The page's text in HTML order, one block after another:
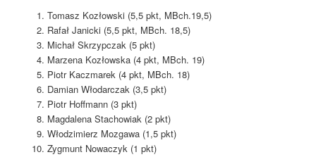
Tomasz Kozłowski (5,5 pkt, MBch.19,5)
Rafał Janicki (5,5 pkt, MBch. 18,5)
Michał Skrzypczak (5 pkt)
Marzena Kozłowska (4 pkt, MBch. 19)
Piotr Kaczmarek (4 pkt, MBch. 18)
Damian Włodarczak (3,5 pkt)
Piotr Hoffmann (3 pkt)
Magdalena Stachowiak (2 pkt)
Włodzimierz Mozgawa (1,5 pkt)
Zygmunt Nowaczyk (1 pkt)